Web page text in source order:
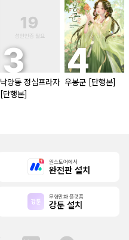
낙양동 정심프라자
[단행본]
우봉군 [단행본]
원스토어에서
완전판 설치
무협만화 플랫폼
강툰 설치